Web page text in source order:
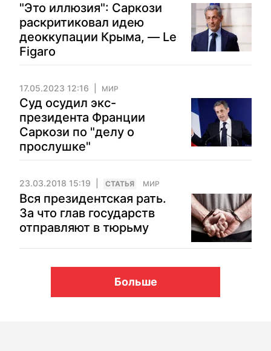
"Это иллюзия": Саркози
раскритиковал идею
деоккупации Крыма, — Le
Figaro
17.05.2023 12:16 МИР
Суд осудил экс-
президента Франции
Саркози по "делу о
прослушке"
23.03.2018 15:19 CТАТЬЯ МИР
Вся президентская рать.
За что глав государств
отправляют в тюрьму
Больше